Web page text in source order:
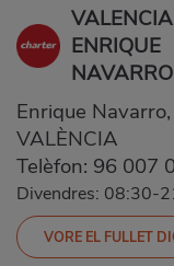
VALENCIA
ENRIQUE
NAVARRO
Enrique
VALÈNCIA
Telèfon: 96 007
Divendres: 08:30-
VORE EL FULLET